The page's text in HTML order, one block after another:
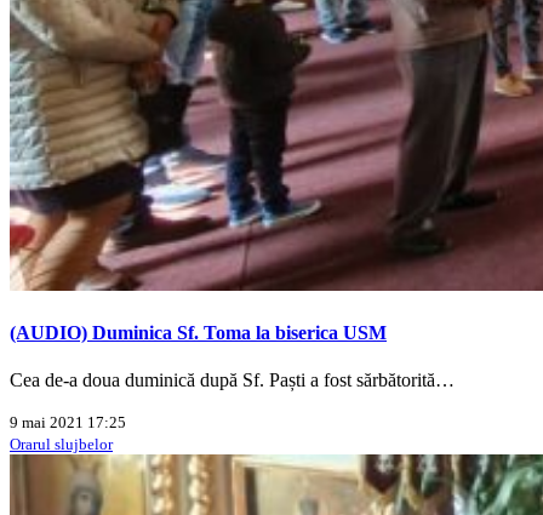
(AUDIO) Duminica Sf. Toma la biserica USM
Cea de-a doua duminică după Sf. Paști a fost sărbătorită…
9 mai 2021 17:25
Orarul slujbelor